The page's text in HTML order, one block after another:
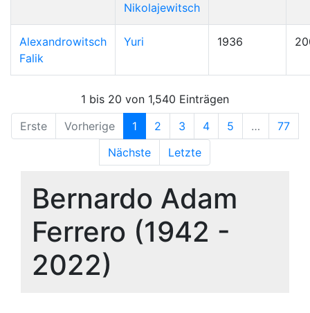
Nikolajewitsch
Alexandrowitsch
Falik
Yuri 1936
1 bis 20 von 1,540 Einträgen
Erste
Vorherige 1 2 3 4 5 …
77
Nächste
Letzte
Bernardo Adam
Ferrero (1942 -
2022)